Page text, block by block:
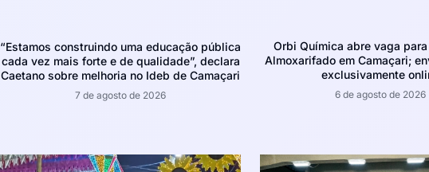
“Estamos construindo uma educação pública
cada vez mais forte e de qualidade”, declara
Caetano sobre melhoria no Ideb de Camaçari
7 de agosto de 2026
Orbi Química abre vaga
Almoxarifado em Camaçari;
exclusivamente
6 de agosto de 2026